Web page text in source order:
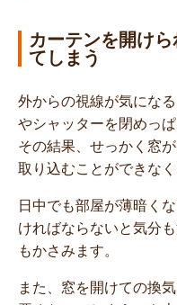
カーテンを開け
てしまう
外からの視線が気にな
やシャッターを閉めっ
その結果、せっかく窓
取り込むことができな
日中でも部屋が薄暗く
ければならないと気分
もかさみます。
また、窓を開けての換